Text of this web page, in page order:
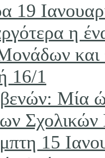
19
η
και
16/1
Μία
15